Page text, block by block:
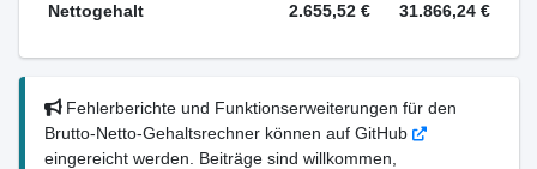
Nettogehalt 2.655,52 € 31.866,24 €
Fehlerberichte und Funktionserweiterungen für den
Brutto-Netto-Gehaltsrechner können auf GitHub
eingereicht werden. Beiträge sind willkommen,